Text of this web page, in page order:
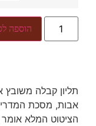
הוספה
תליון קבלה
אבות, מסכת
הציטוט המלא